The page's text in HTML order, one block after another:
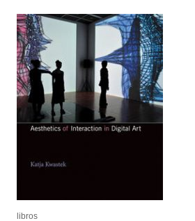
libros
libros